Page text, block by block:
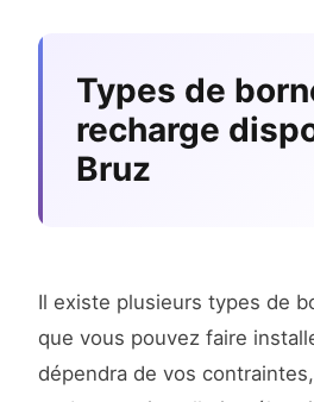
Types de
recharge
Bruz
Il existe plusieurs types de
que vous pouvez faire
dépendra de vos